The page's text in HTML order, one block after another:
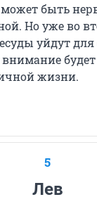
быть
Но уже во
уйдут
будет
жизни.
5
Лев